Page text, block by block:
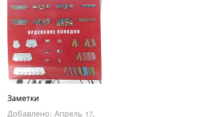
Заметки
Добавлено: Апрель 17,